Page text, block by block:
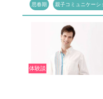
思春期 親子コミュニケーシ
体験談